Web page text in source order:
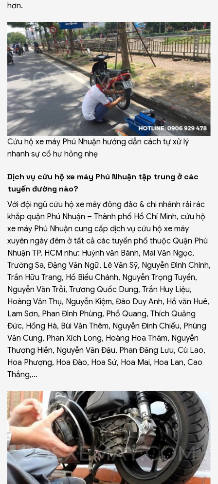
hơn.
Cứu hộ xe máy Phú Nhuận hướng dẫn cách tự xử lý
nhanh sự cố hư hỏng nhẹ
Dịch vụ cứu hộ xe máy Phú Nhuận tập trung ở các
tuyến đường nào?
Với đội ngũ cứu hộ xe máy đông đảo & chi nhánh rải rác
khắp quận Phú Nhuận – Thành phố Hồ Chí Minh, cứu hộ
xe máy Phú Nhuận cung cấp dịch vụ cứu hộ xe máy
xuyên ngày đêm ở tất cả các tuyến phố thuộc Quận Phú
Nhuận TP. HCM như: Huỳnh văn Bánh, Mai Văn Ngọc,
Trường Sa, Đặng Văn Ngữ, Lê Văn Sỹ, Nguyễn Đình Chính,
Trần Hữu Trang, Hồ Biểu Chánh, Nguyễn Trọng Tuyển,
Nguyễn Văn Trỗi, Trương Quốc Dung, Trần Huy Liệu,
Hoàng Văn Thụ, Nguyễn Kiệm, Đào Duy Anh, Hồ văn Huê,
Lam Sơn, Phan Đình Phùng, Phổ Quang, Thích Quảng
Đức, Hồng Hà, Bùi Văn Thêm, Nguyễn Đình Chiểu, Phùng
Văn Cung, Phan Xích Long, Hoàng Hoa Thám, Nguyễn
Thượng Hiền, Nguyễn Văn Đậu, Phan Đăng Lưu, Cù Lao,
Hoa Phượng, Hoa Đào, Hoa Sứ, Hoa Mai, Hoa Lan, Cao
Thắng,…